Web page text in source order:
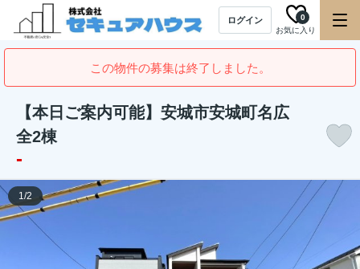
ログイン
お気に入り
0
この物件の募集は終了しました。
【本日ご案内可能】安城市安城町名広
全2棟
-
1/2